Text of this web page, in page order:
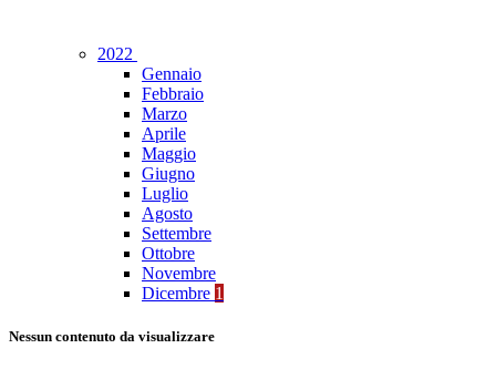
2022
Gennaio
Febbraio
Marzo
Aprile
Maggio
Giugno
Luglio
Agosto
Settembre
Ottobre
Novembre
Dicembre 1
Nessun contenuto da visualizzare